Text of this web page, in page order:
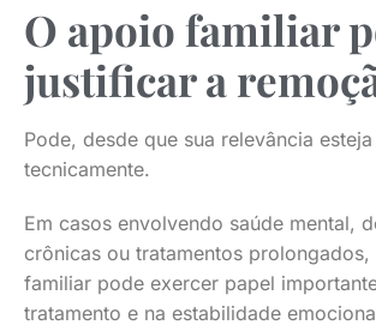
O apoio familiar
justificar a
Pode, desde que sua relevância
tecnicamente.
Em casos envolvendo saúde mental,
crônicas ou tratamentos
familiar pode exercer papel
tratamento e na estabilidade